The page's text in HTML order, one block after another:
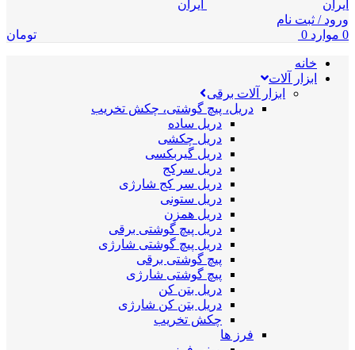
ورود / ثبت نام
0 موارد 0 تومان
خانه
ابزار آلات
ابزار آلات برقی
دریل، پیچ گوشتی، چکش تخریب
دریل ساده
دریل چکشی
دریل گیربکسی
دریل سرکج
دریل سر کج شارژی
دریل ستونی
دریل همزن
دریل پیچ گوشتی برقی
دریل پیچ گوشتی شارژی
پیچ گوشتی برقی
پیچ گوشتی شارژی
دریل بتن کن
دریل بتن کن شارژی
چکش تخریب
فرز ها